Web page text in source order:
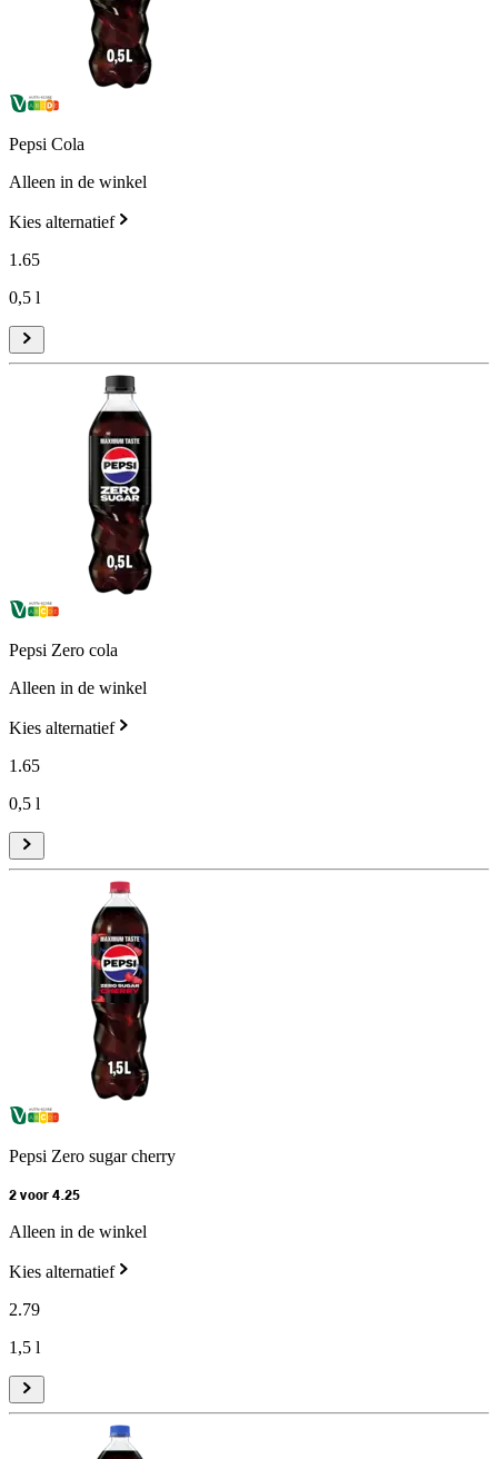
Pepsi Cola
Alleen in de winkel
Kies alternatief
1.65
0,5 l
Pepsi Zero cola
Alleen in de winkel
Kies alternatief
1.65
0,5 l
Pepsi Zero sugar cherry
2 voor 4.25
Alleen in de winkel
Kies alternatief
2.79
1,5 l